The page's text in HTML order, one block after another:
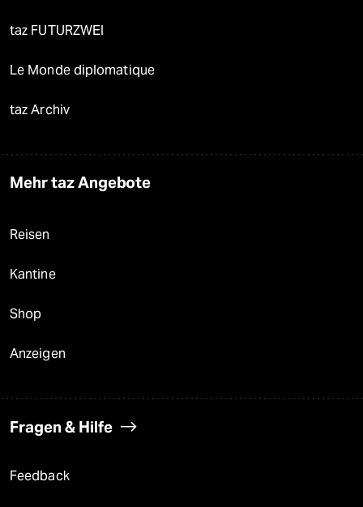
taz FUTURZWEI
Le Monde diplomatique
taz Archiv
Mehr taz Angebote
Reisen
Kantine
Shop
Anzeigen
Fragen & Hilfe
Feedback